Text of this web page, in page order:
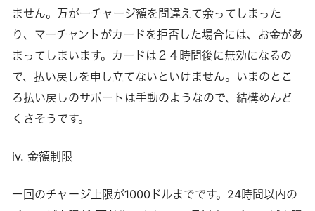
ません。万が一チャージ額を間違えて余ってしまった
り、マーチャントがカードを拒否した場合には、お金があ
まってしまいます。カードは２４時間後に無効になるの
で、払い戻しを申し立てないといけません。いまのとこ
ろ払い戻しのサポートは手動のようなので、結構めんど
くさそうです。
iv. 金額制限
一回のチャージ上限が1000ドルまでです。24時間以内の